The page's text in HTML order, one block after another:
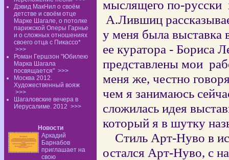
Дэвид МакНил о своём
детстве и своём отце
Марке Шагале, о потолке
парижской Оперы Гарнье
и о сложных отношениях
своего отца с Пикассо*
>>>
Роман Гершзон "Юбилею
Марка Шагала
посвящается" >>>
Москва 2012.
Художественный вояж
>>>
Шагаловские вечера в
Иерусалиме. 2012 >>>
Новости
Аркадий
Барнабов
приглашает на
свою
мыслящего по-русски
А.Лившиц
у меня была выставка
ее куратора - Бориса
представлены мои
меня же, честно
чем я занимаюсь
сложилась идея
который я в шутку
Стиль Арт-Нуво в
остался Арт-Нуво, с